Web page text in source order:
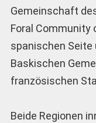
Gemeinschaft
Foral Community
spanischen Seite
Baskischen
französischen
Beide Regionen